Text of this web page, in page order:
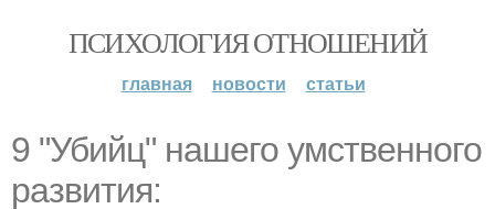
ПСИХОЛОГИЯ ОТНОШЕНИЙ
главная новости статьи
9 "Убийц" нашего умственного
развития: